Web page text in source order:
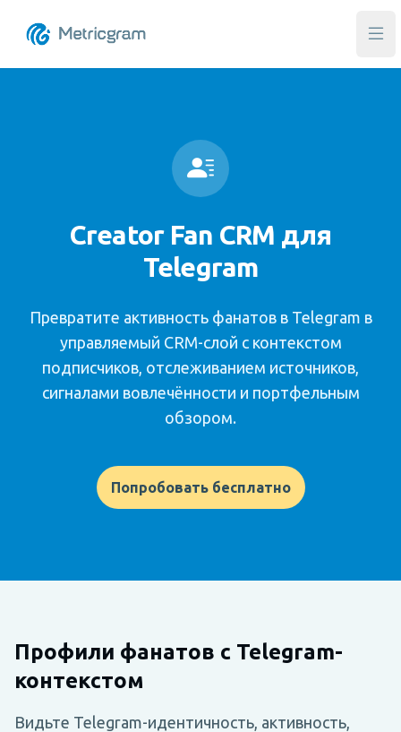
Creator Fan CRM для
Telegram
Превратите активность фанатов в Telegram в
управляемый CRM-слой с контекстом
подписчиков, отслеживанием источников,
сигналами вовлечённости и портфельным
обзором.
Попробовать бесплатно
Профили фанатов с Telegram-
контекстом
Видьте Telegram-идентичность, активность,